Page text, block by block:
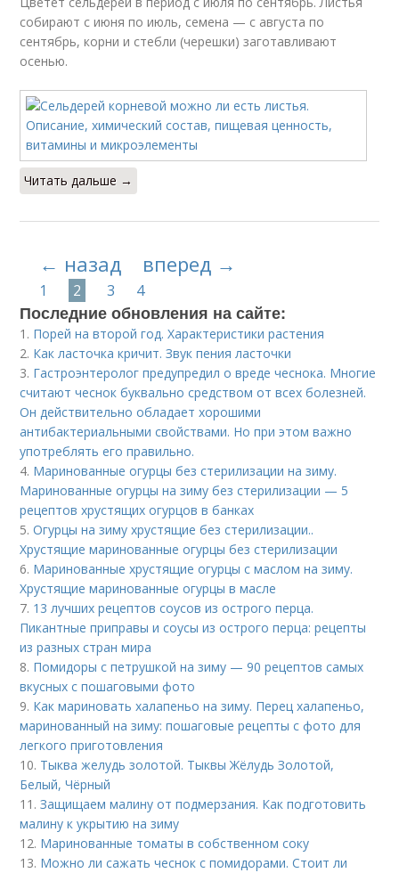
собирают с июня по июль, семена — с августа по
сентябрь, корни и стебли (черешки) заготавливают
осенью.
Читать дальше →
← назад вперед →
1 2 3 4
Последние обновления на сайте:
1. Порей на второй год. Характеристики растения
2. Как ласточка кричит. Звук пения ласточки
3. Гастроэнтеролог предупредил о вреде чеснока. Многие
считают чеснок буквально средством от всех болезней.
Он действительно обладает хорошими
антибактериальными свойствами. Но при этом важно
употреблять его правильно.
4. Маринованные огурцы без стерилизации на зиму.
Маринованные огурцы на зиму без стерилизации — 5
рецептов хрустящих огурцов в банках
5.Огурцы на зиму хрустящие без стерилизации..
Хрустящие маринованные огурцы без стерилизации
6. Маринованные хрустящие огурцы с маслом на зиму.
Хрустящие маринованные огурцы в масле
7. 13 лучших рецептов соусов из острого перца.
Пикантные приправы и соусы из острого перца: рецепты
из разных стран мира
8. Помидоры с петрушкой на зиму — 90 рецептов самых
вкусных с пошаговыми фото
9. Как мариновать халапеньо на зиму. Перец халапеньо,
маринованный на зиму: пошаговые рецепты с фото для
легкого приготовления
10. Тыква желудь золотой. Тыквы Жёлудь Золотой,
Белый, Чёрный
11.Защищаем малину от подмерзания. Как подготовить
малину к укрытию на зиму
12. Маринованные томаты в собственном соку
13. Можно ли сажать чеснок с помидорами. Стоит ли